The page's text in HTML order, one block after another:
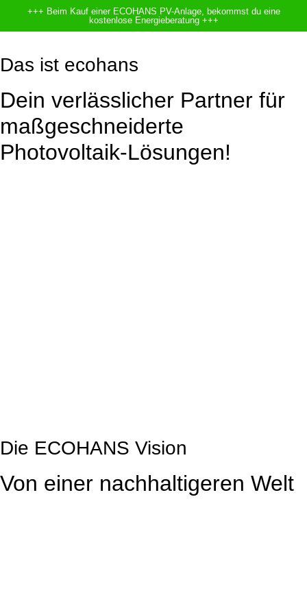
+++ Beim Kauf einer ECOHANS PV-Anlage, bekommst du eine
kostenlose Energieberatung +++
Das ist ecohans
Dein verlässlicher Partner für
maßgeschneiderte
Photovoltaik-Lösungen!
Die ECOHANS Vision
Von einer nachhaltigeren Welt